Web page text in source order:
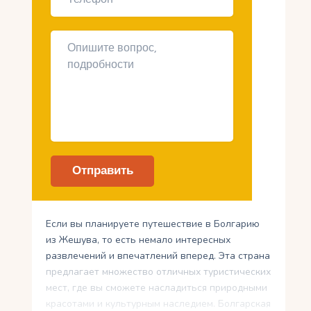
Если вы планируете путешествие в Болгарию
из Жешува, то есть немало интересных
развлечений и впечатлений вперед. Эта страна
предлагает множество отличных туристических
мест, где вы сможете насладиться природными
красотами и культурным наследием. Болгарская